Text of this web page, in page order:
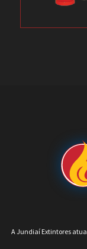
A Jundiaí Extintores